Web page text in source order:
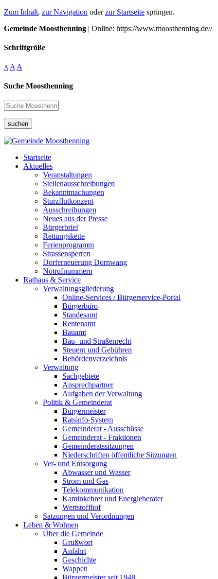
Zum Inhalt, zur Navigation oderzur Startseite springen.
Gemeinde Moosthenning | Online: https://www.moosthenning.de//
Schriftgröße
A A A
Suche Moosthenning
suchen
Startseite
Aktuelles
Veranstaltungen
Stellenausschreibungen
Bekanntmachungen
Sturzflutkonzept
Ausschreibungen
Neues aus der Presse
Bürgerbrief
Rettungskette
Ferienprogramm
Strassensperren
Dorferneuerung Dornwang
Notrufnummern
Rathaus & Service
Verwaltungsgliederung
Online-Services / Bürgerservice-Portal
Bürgerbüro
Standesamt
Rentenamt
Bauamt
Bau- und Straßenrecht
Steuern und Gebühren
Behördenverzeichnis
Verwaltung
Sachgebiete
Ansprechpartner
Aufgaben der Verwaltung
Politik & Gemeinderat
Bürgermeister
Ratsinfo-System
Gemeinderat - Ausschüsse
Gemeinderat - Fraktionen
Gemeinderatssitzungen
Niederschriften öffentliche Sitzungen
Ver- und Entsorgung
Abwasser und Wasser
Strom und Gas
Telekommunikation
Kaminkehrer und Energieberater
Wertstoffhof
Satzungen und Verordnungen
Leben & Wohnen
Über die Gemeinde
Grußwort
Anfahrt
Geschichte
Wappen
Bürgermeister seit 1948